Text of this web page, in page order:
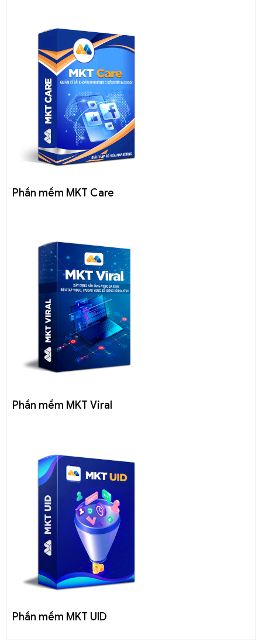
Phần mềm MKT Care
Phần mềm MKT Viral
Phần mềm MKT UID